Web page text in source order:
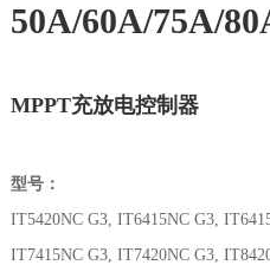
50A/60A/75A/
MPPT充放电控制器
型号：
IT5420NC G3, IT6415NC G3,
IT7415NC G3, IT7420NC G3,